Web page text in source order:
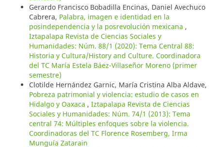
Gerardo Francisco Bobadilla Encinas, Daniel Avechuco
Cabrera, Palabra, imagen e identidad en la
posindependencia y la posrevolución mexicana ,
Iztapalapa Revista de Ciencias Sociales y
Humanidades: Núm. 88/1 (2020): Tema Central 88:
Historia y Cultura/History and Culture. Coordinadora
del TC María Estela Báez-Villaseñor Moreno (primer
semestre)
Clotilde Hernández Garnic, María Cristina Alba Aldave,
Pobreza patrimonial y violencia: estudio de casos en
Hidalgo y Oaxaca , Iztapalapa Revista de Ciencias
Sociales y Humanidades: Núm. 74/1 (2013): Tema
central 74: Múltiples enfoques sobre la violencia.
Coordinadoras del TC Florence Rosemberg, Irma
Munguía Zatarain